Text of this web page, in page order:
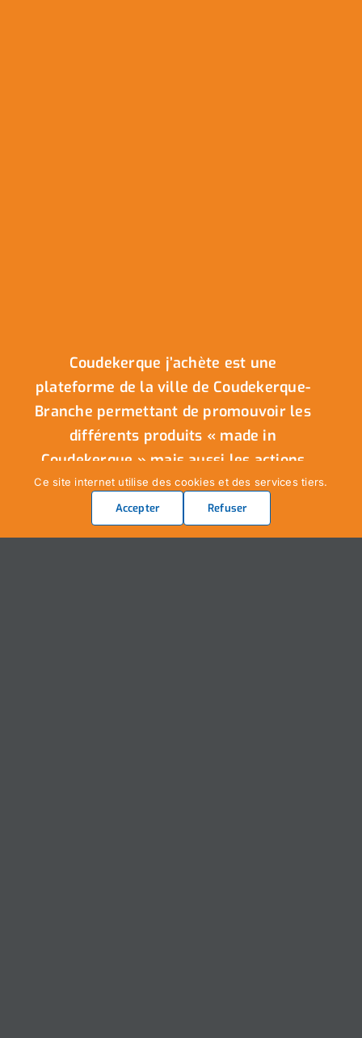
Coudekerque j’achète est une
plateforme de la ville de Coudekerque-
Branche permettant de promouvoir les
différents produits « made in
Coudekerque » mais aussi les actions
en partenariat avec les commerçants
de la ville.
Ce site internet utilise des cookies et des services tiers.
Accepter Refuser